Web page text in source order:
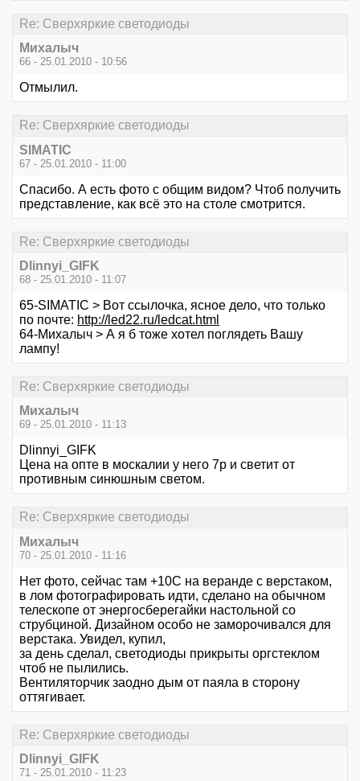
Re: Сверхяркие светодиоды
Михалыч
66 - 25.01.2010 - 10:56
Отмылил.
Re: Сверхяркие светодиоды
SIMATIC
67 - 25.01.2010 - 11:00
Спасибо. А есть фото с общим видом? Чтоб получить
представление, как всё это на столе смотрится.
Re: Сверхяркие светодиоды
Dlinnyi_GIFK
68 - 25.01.2010 - 11:07
65-SIMATIC > Вот ссылочка, ясное дело, что только
по почте: http://led22.ru/ledcat.html
64-Михалыч > А я б тоже хотел поглядеть Вашу
лампу!
Re: Сверхяркие светодиоды
Михалыч
69 - 25.01.2010 - 11:13
Dlinnyi_GIFK
Цена на опте в москалии у него 7р и светит от
противным синюшным светом.
Re: Сверхяркие светодиоды
Михалыч
70 - 25.01.2010 - 11:16
Нет фото, сейчас там +10С на веранде с верстаком,
в лом фотографировать идти, сделано на обычном
телескопе от энергосберегайки настольной со
струбциной. Дизайном особо не заморочивался для
верстака. Увидел, купил,
за день сделал, светодиоды прикрыты оргстеклом
чтоб не пылились.
Вентиляторчик заодно дым от паяла в сторону
оттягивает.
Re: Сверхяркие светодиоды
Dlinnyi_GIFK
71 - 25.01.2010 - 11:23